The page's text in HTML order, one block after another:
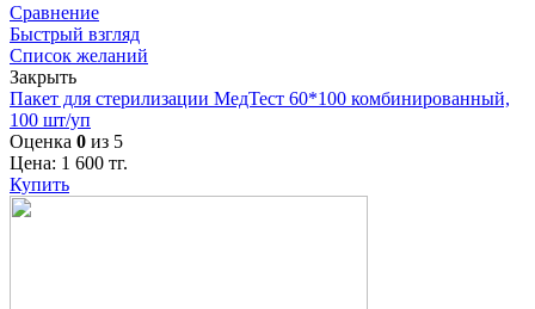
Сравнение
Быстрый взгляд
Список желаний
Закрыть
Пакет для стерилизации МедТест 60*100 комбинированный,
100 шт/уп
Оценка 0 из 5
Цена: 1 600 тг.
Купить